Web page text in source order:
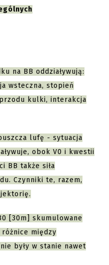
na BB oddziaływują:
wsteczna, stopień
kulki, interakcja
lufę - sytuacja
obok V0 i kwestii
BB także siła
Czynniki te, razem,
[30m] skumulowane
różnice między
były w stanie nawet